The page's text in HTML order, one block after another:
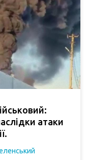
атаки